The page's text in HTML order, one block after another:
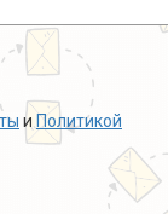
и Политикой